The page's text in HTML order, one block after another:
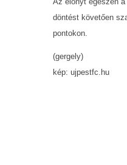
döntést követően
pontokon.
(gergely)
kép: ujpestfc.hu